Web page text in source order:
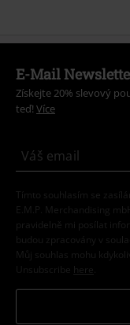
E-Mail
Získejte 20% slevový
teď! Více
Tímto souhlasím se
E.M.P. Merchandising
pravidelně mi posílat
budou zpracovány v
Můj souhlas mohu
Unsubscribe here